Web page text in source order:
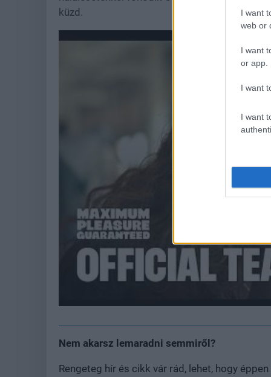
I want
web or
I want
or app.
I want
I want
küzd.
Nem akarsz lemaradni semmiről?
Rengeteg hír és cikk vár rád, lehet, hogy